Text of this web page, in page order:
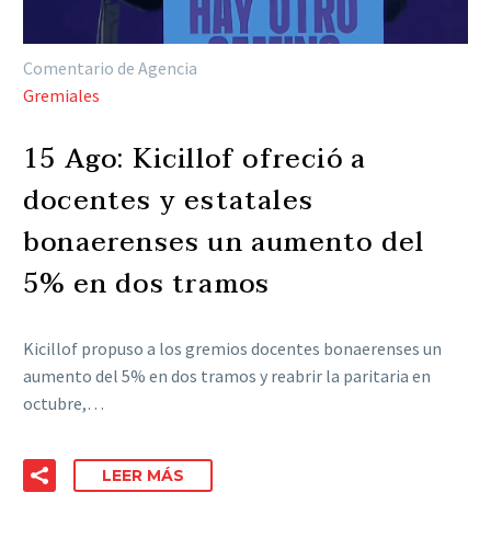
Comentario de Agencia
Gremiales
15 Ago: Kicillof ofreció a
docentes y estatales
bonaerenses un aumento del
5% en dos tramos
Kicillof propuso a los gremios docentes bonaerenses un
aumento del 5% en dos tramos y reabrir la paritaria en
octubre,…
LEER MÁS